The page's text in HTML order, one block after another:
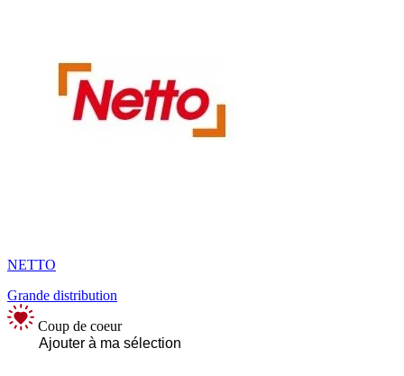
NETTO
Grande distribution
Coup de coeur
Ajouter à ma sélection